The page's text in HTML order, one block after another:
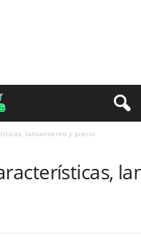
lanzamiento y precio